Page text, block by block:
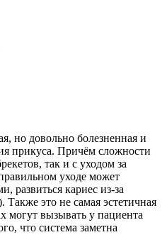
но довольно болезненная и
прикуса. Причём сложности
так и с уходом за
уходе может
развиться кариес из-за
Также это не самая эстетичная
могут вызывать у пациента
что система заметна